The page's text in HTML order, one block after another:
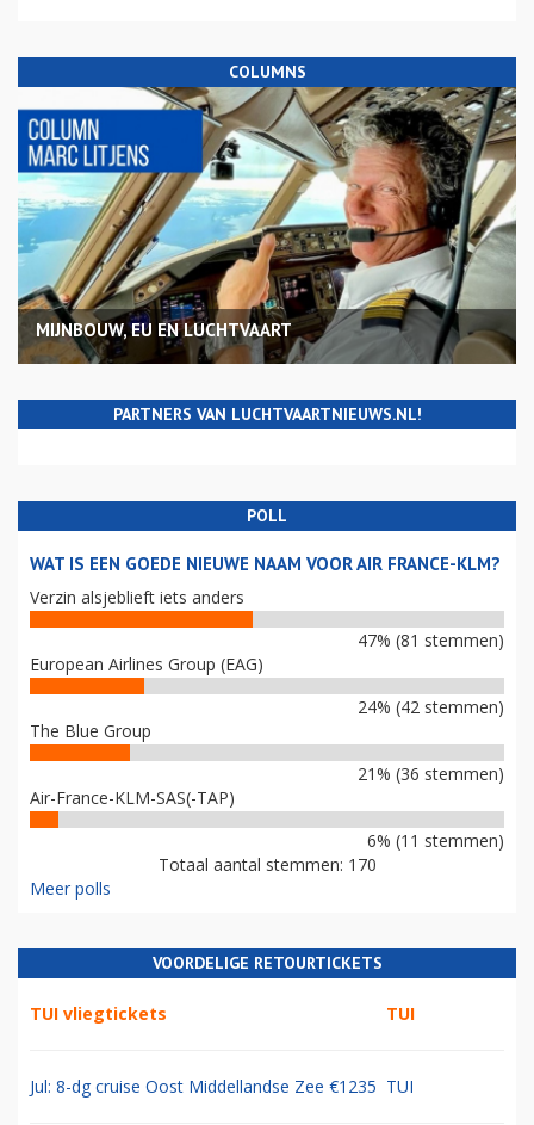
COLUMNS
MIJNBOUW, EU EN LUCHTVAART
PARTNERS VAN LUCHTVAARTNIEUWS.NL!
POLL
WAT IS EEN GOEDE NIEUWE NAAM VOOR AIR FRANCE-KLM?
Verzin alsjeblieft iets anders
47% (81 stemmen)
European Airlines Group (EAG)
24% (42 stemmen)
The Blue Group
21% (36 stemmen)
Air-France-KLM-SAS(-TAP)
6% (11 stemmen)
Totaal aantal stemmen: 170
Meer polls
VOORDELIGE RETOURTICKETS
TUI vliegtickets TUI
Jul: 8-dg cruise Oost Middellandse Zee €1235 TUI